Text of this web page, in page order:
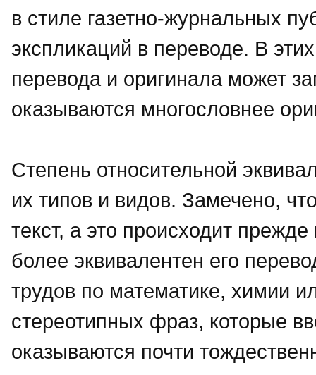
в стиле газетно-журнальных
экспликаций в переводе. В
перевода и оригинала может
оказываются многословнее
Степень относительной
их типов и видов. Замечено,
текст, а это происходит
более эквивалентен его
трудов по математике, химии
стереотипных фраз, которые
оказываются почти